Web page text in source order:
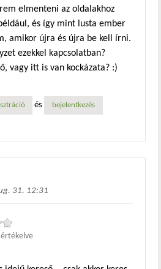
elmenteni az oldalakhoz
és így mint lusta ember
amikor újra és újra be kell írni.
ezekkel kapcsolatban?
vagy itt is van kockázata? :)
és bejelentkezés
31. 12:31
értékelve